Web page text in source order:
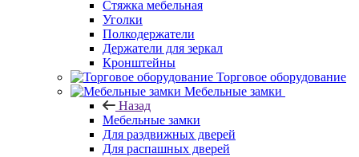
Стяжка мебельная
Уголки
Полкодержатели
Держатели для зеркал
Кронштейны
Торговое оборудование
Мебельные замки
Назад
Мебельные замки
Для раздвижных дверей
Для распашных дверей